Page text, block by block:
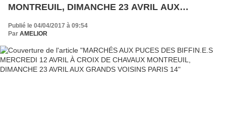
MONTREUIL, DIMANCHE 23 AVRIL AUX
Publié le 04/04/2017 à 09:54
Par AMELIOR